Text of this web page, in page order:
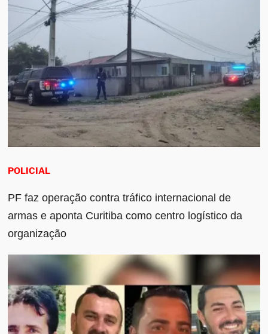
POLICIAL
PF faz operação contra tráfico internacional de
armas e aponta Curitiba como centro logístico da
organização